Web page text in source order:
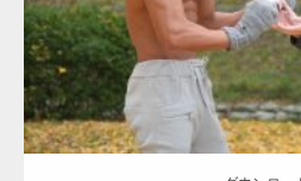
ダウンロード